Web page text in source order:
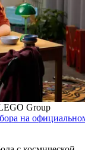
Group
на